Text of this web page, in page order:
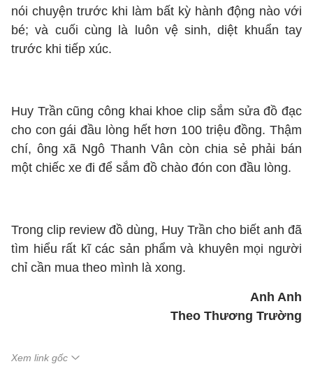
nói chuyện trước khi làm bất kỳ hành động nào với
bé; và cuối cùng là luôn vệ sinh, diệt khuẩn tay
trước khi tiếp xúc.
Huy Trần cũng công khai khoe clip sắm sửa đồ đạc
cho con gái đầu lòng hết hơn 100 triệu đồng. Thậm
chí, ông xã Ngô Thanh Vân còn chia sẻ phải bán
một chiếc xe đi để sắm đồ chào đón con đầu lòng.
Trong clip review đồ dùng, Huy Trần cho biết anh đã
tìm hiểu rất kĩ các sản phẩm và khuyên mọi người
chỉ cần mua theo mình là xong.
Anh Anh
Theo Thương Trường
Xem link gốc